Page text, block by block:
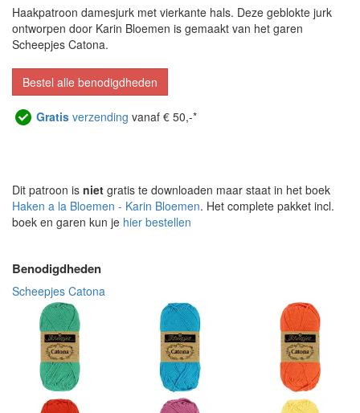
Haakpatroon damesjurk met vierkante hals. Deze geblokte jurk
ontworpen door Karin Bloemen is gemaakt van het garen
Scheepjes Catona.
Bestel alle benodigdheden
Gratis verzending vanaf € 50,-*
Dit patroon is niet gratis te downloaden maar staat in het boek
Haken a la Bloemen - Karin Bloemen. Het complete pakket incl.
boek en garen kun je hier bestellen
Benodigdheden
Scheepjes Catona